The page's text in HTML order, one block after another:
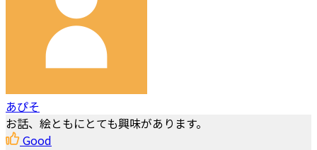
あぴそ
お話、絵ともにとても興味があります。
Good